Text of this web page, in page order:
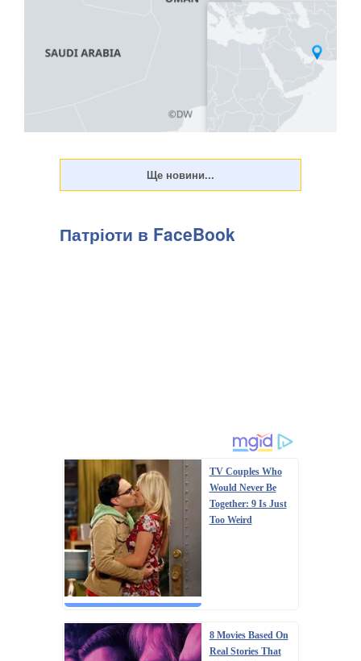
запропонованого маршруту судноплавства через
Ормузьку протоку. Про це повідомляє Bloomberg у середу,
розповів,...Патріоти в FaceBook
TV Couples Who
Would Never Be
Together: 9 Is Just
Too Weird
8 Movies Based On
Real Stories That